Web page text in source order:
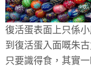
復活蛋表面上只係
到復活蛋入面嘅朱
只要識得食，其實